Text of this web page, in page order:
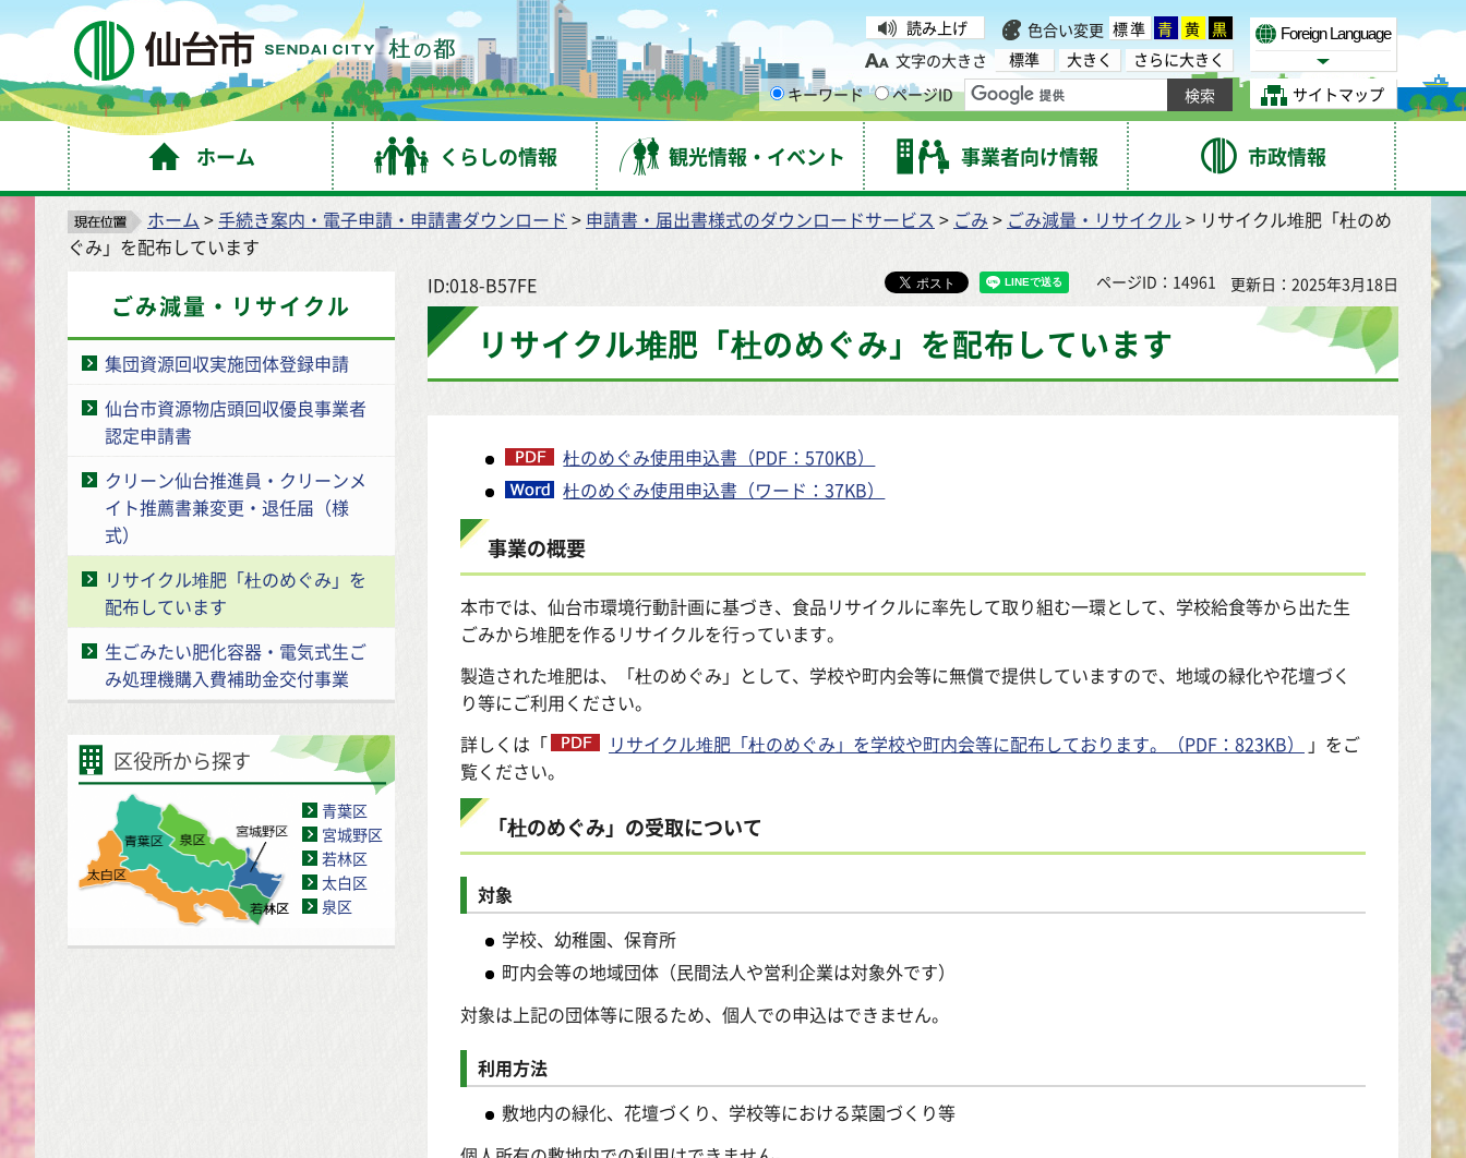
仙台市 読み上げ 色合い変更 標準 青 黄 黒
文字の大きさ
標準 大きく
さらに大きく
キーワード
ページID
Foreign Language
Select Language
サイトマップ
ホーム くらしの情報 観光情報・イベント 事業者向け情報 市政情報
ホーム >手続き案内・電子申請・申請書ダウンロード > 申請書・届出書様式のダウンロードサービス > ごみ > ごみ減量・リサイクル > リサイクル堆肥「杜のめ
ぐみ」を配布しています
ごみ減量・リサイクル
集団資源回収実施団体登録申請
仙台市資源物店頭回収優良事業者
認定申請書
クリーン仙台推進員・クリーンメ
イト推薦書兼変更・退任届（様
式）
リサイクル堆肥「杜のめぐみ」を
配布しています
生ごみたい肥化容器・電気式生ご
み処理機購入費補助金交付事業
区役所から探す
青葉区
宮城野区
若林区
太白区
泉区
ID:018-B57FE ページID：14961 更新日：2025年3月18日
リサイクル堆肥「杜のめぐみ」を配布しています
杜のめぐみ使用申込書（PDF：570KB）
杜のめぐみ使用申込書（ワード：37KB）
事業の概要
本市では、仙台市環境行動計画に基づき、食品リサイクルに率先して取り組む一環として、学校給食等から出た生
ごみから堆肥を作るリサイクルを行っています。
製造された堆肥は、「杜のめぐみ」として、学校や町内会等に無償で提供していますので、地域の緑化や花壇づく
り等にご利用ください。
詳しくは「
リサイクル堆肥「杜のめぐみ」を学校や町内会等に配布しております。（PDF：823KB）
」をご
覧ください。
「杜のめぐみ」の受取について
対象
学校、幼稚園、保育所
町内会等の地域団体（民間法人や営利企業は対象外です）
対象は上記の団体等に限るため、個人での申込はできません。
利用方法
敷地内の緑化、花壇づくり、学校等における菜園づくり等